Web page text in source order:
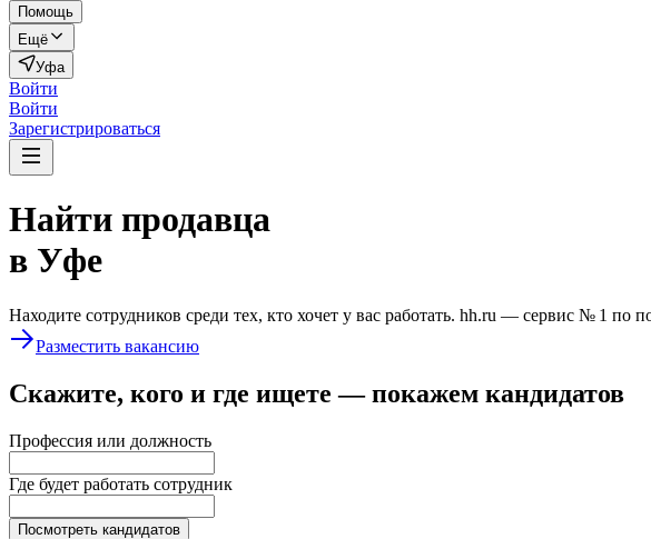
Помощь
Ещё
Уфа
Войти
Войти
Зарегистрироваться
Найти продавца
в Уфе
Находите сотрудников среди тех, кто хочет у вас работать. hh.ru — сервис № 1 по
Разместить вакансию
Скажите, кого и где ищете — покажем кандидатов
Профессия или должность
Где будет работать сотрудник
Посмотреть кандидатов